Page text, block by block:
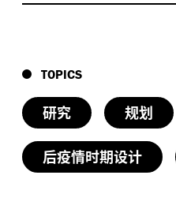
TOPICS
研究 规划
后疫情时期设计